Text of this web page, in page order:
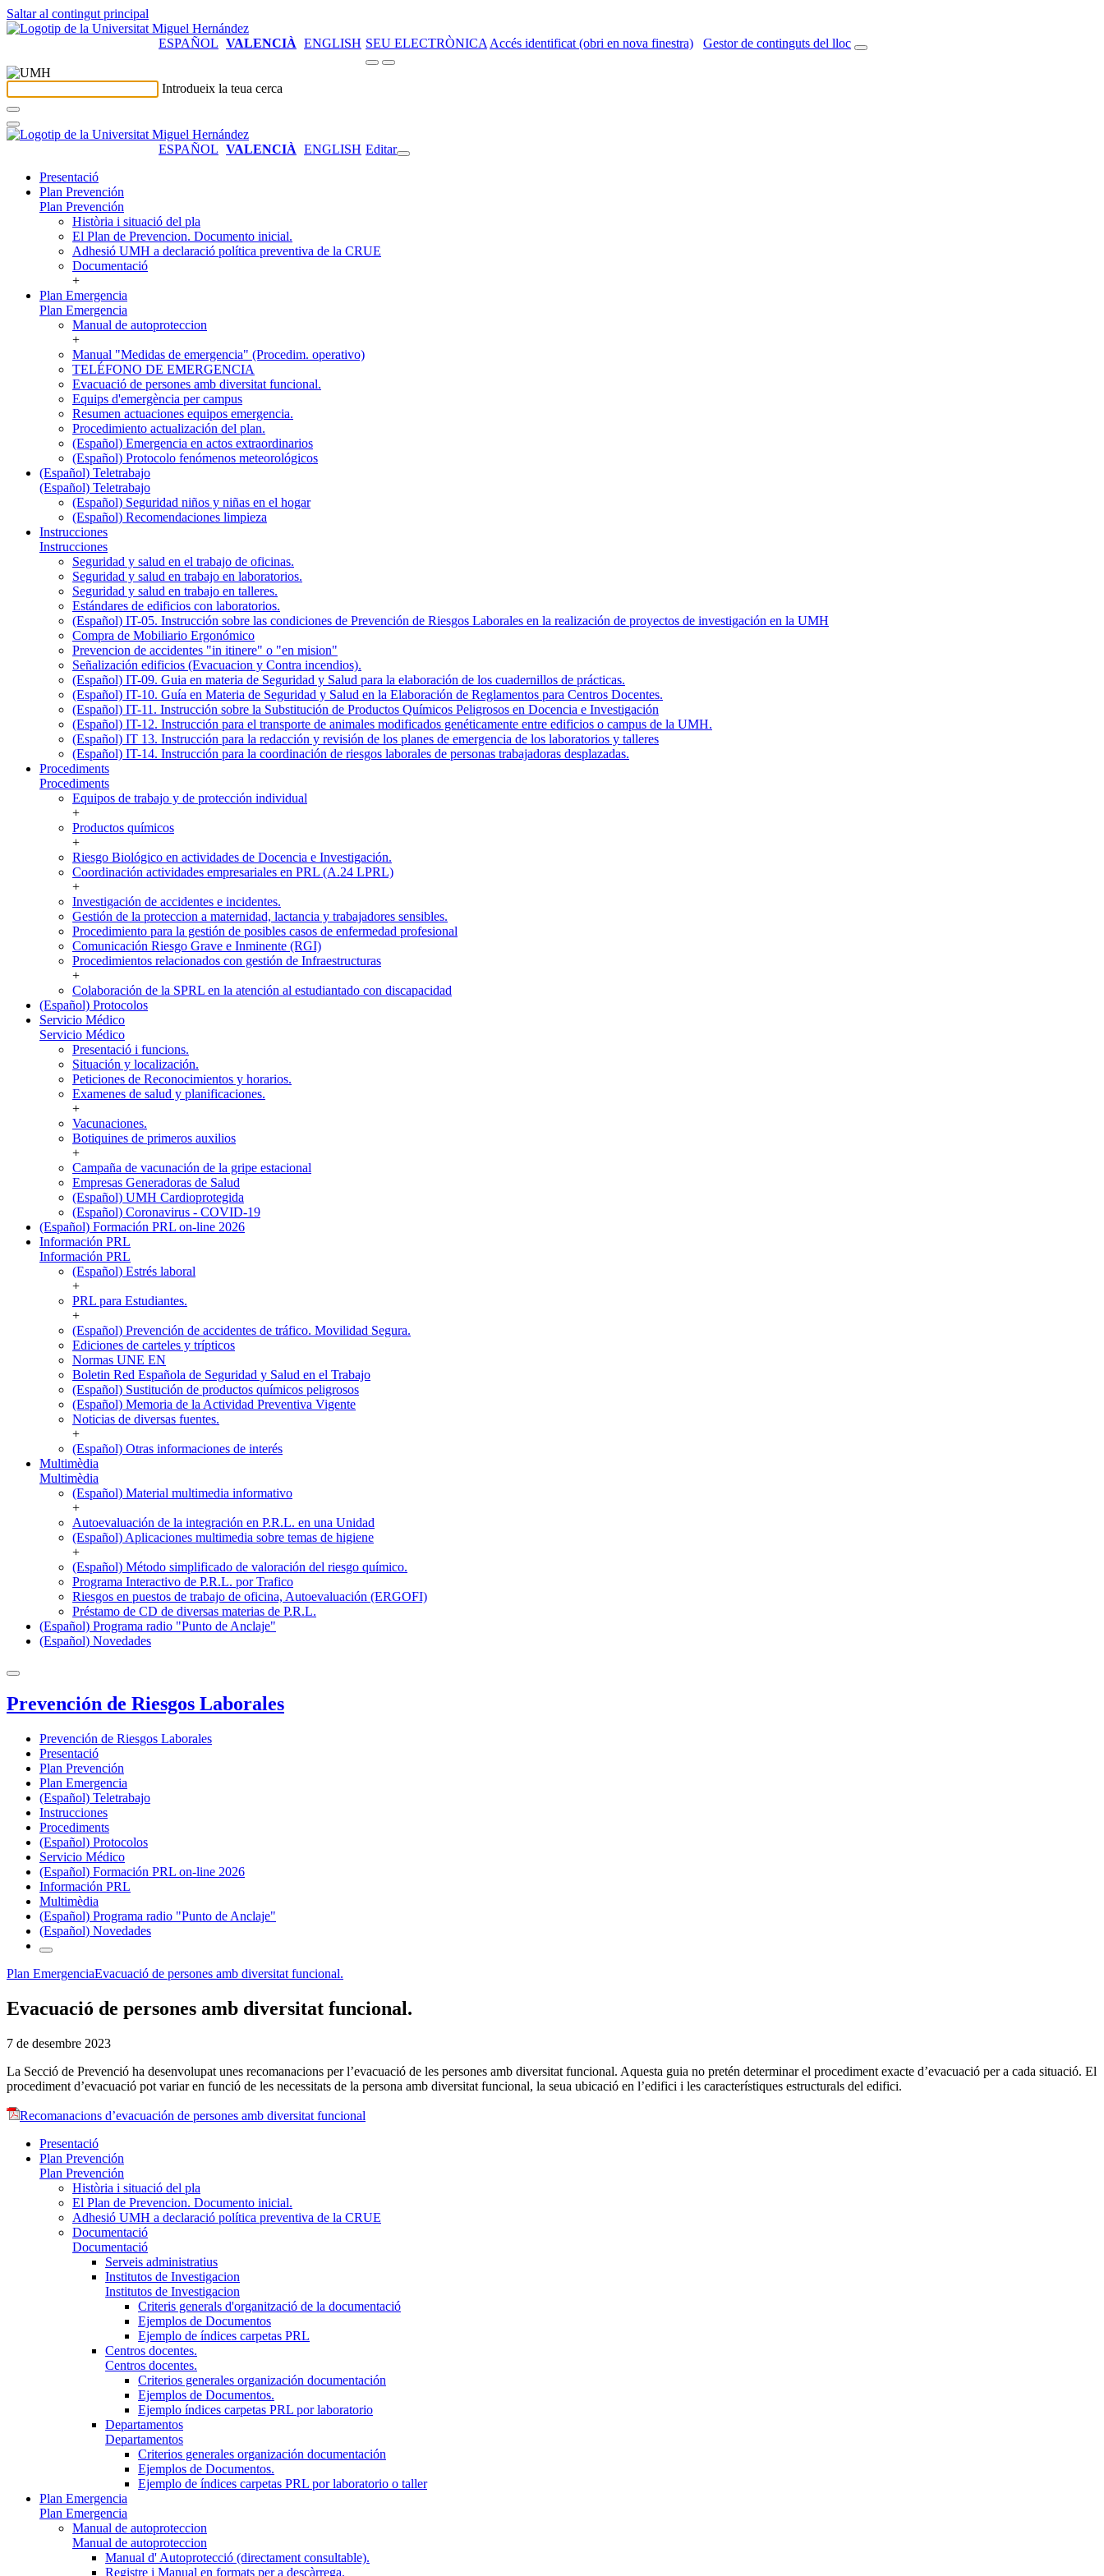
Saltar al contingut principal
ESPAÑOL VALENCIÀ ENGLISH SEU ELECTRÒNICA Accés identificat (obri en nova finestra) Gestor de continguts del lloc
Introdueix la teua cerca
ESPAÑOL VALENCIÀ ENGLISH Editar
Presentació
Plan Prevención
Plan Prevención
Història i situació del pla
El Plan de Prevencion. Documento inicial.
Adhesió UMH a declaració política preventiva de la CRUE
Documentació
+
Plan Emergencia
Plan Emergencia
Manual de autoproteccion
+
Manual "Medidas de emergencia" (Procedim. operativo)
TELÉFONO DE EMERGENCIA
Evacuació de persones amb diversitat funcional.
Equips d'emergència per campus
Resumen actuaciones equipos emergencia.
Procedimiento actualización del plan.
(Español) Emergencia en actos extraordinarios
(Español) Protocolo fenómenos meteorológicos
(Español) Teletrabajo
(Español) Teletrabajo
(Español) Seguridad niños y niñas en el hogar
(Español) Recomendaciones limpieza
Instrucciones
Instrucciones
Seguridad y salud en el trabajo de oficinas.
Seguridad y salud en trabajo en laboratorios.
Seguridad y salud en trabajo en talleres.
Estándares de edificios con laboratorios.
(Español) IT-05. Instrucción sobre las condiciones de Prevención de Riesgos Laborales en la realización de proyectos de investigación en la UMH
Compra de Mobiliario Ergonómico
Prevencion de accidentes "in itinere" o "en mision"
Señalización edificios (Evacuacion y Contra incendios).
(Español) IT-09. Guia en materia de Seguridad y Salud para la elaboración de los cuadernillos de prácticas.
(Español) IT-10. Guía en Materia de Seguridad y Salud en la Elaboración de Reglamentos para Centros Docentes.
(Español) IT-11. Instrucción sobre la Substitución de Productos Químicos Peligrosos en Docencia e Investigación
(Español) IT-12. Instrucción para el transporte de animales modificados genéticamente entre edificios o campus de la UMH.
(Español) IT 13. Instrucción para la redacción y revisión de los planes de emergencia de los laboratorios y talleres
(Español) IT-14. Instrucción para la coordinación de riesgos laborales de personas trabajadoras desplazadas.
Procediments
Procediments
Equipos de trabajo y de protección individual
+
Productos químicos
+
Riesgo Biológico en actividades de Docencia e Investigación.
Coordinación actividades empresariales en PRL (A.24 LPRL)
+
Investigación de accidentes e incidentes.
Gestión de la proteccion a maternidad, lactancia y trabajadores sensibles.
Procedimiento para la gestión de posibles casos de enfermedad profesional
Comunicación Riesgo Grave e Inminente (RGI)
Procedimientos relacionados con gestión de Infraestructuras
+
Colaboración de la SPRL en la atención al estudiantado con discapacidad
(Español) Protocolos
Servicio Médico
Servicio Médico
Presentació i funcions.
Situación y localización.
Peticiones de Reconocimientos y horarios.
Examenes de salud y planificaciones.
+
Vacunaciones.
Botiquines de primeros auxilios
+
Campaña de vacunación de la gripe estacional
Empresas Generadoras de Salud
(Español) UMH Cardioprotegida
(Español) Coronavirus - COVID-19
(Español) Formación PRL on-line 2026
Información PRL
Información PRL
(Español) Estrés laboral
+
PRL para Estudiantes.
+
(Español) Prevención de accidentes de tráfico. Movilidad Segura.
Ediciones de carteles y trípticos
Normas UNE EN
Boletin Red Española de Seguridad y Salud en el Trabajo
(Español) Sustitución de productos químicos peligrosos
(Español) Memoria de la Actividad Preventiva Vigente
Noticias de diversas fuentes.
+
(Español) Otras informaciones de interés
Multimèdia
Multimèdia
(Español) Material multimedia informativo
+
Autoevaluación de la integración en P.R.L. en una Unidad
(Español) Aplicaciones multimedia sobre temas de higiene
+
(Español) Método simplificado de valoración del riesgo químico.
Programa Interactivo de P.R.L. por Trafico
Riesgos en puestos de trabajo de oficina, Autoevaluación (ERGOFI)
Préstamo de CD de diversas materias de P.R.L.
(Español) Programa radio "Punto de Anclaje"
(Español) Novedades
Prevención de Riesgos Laborales
Prevención de Riesgos Laborales
Presentació
Plan Prevención
Plan Emergencia
(Español) Teletrabajo
Instrucciones
Procediments
(Español) Protocolos
Servicio Médico
(Español) Formación PRL on-line 2026
Información PRL
Multimèdia
(Español) Programa radio "Punto de Anclaje"
(Español) Novedades
Plan EmergenciaEvacuació de persones amb diversitat funcional.
Evacuació de persones amb diversitat funcional.
7 de desembre 2023
La Secció de Prevenció ha desenvolupat unes recomanacions per l’evacuació de les persones amb diversitat funcional. Aquesta guia no pretén determinar el procediment exacte d’evacuació per a cada situació. El
procediment d’evacuació pot variar en funció de les necessitats de la persona amb diversitat funcional, la seua ubicació en l’edifici i les característiques estructurals del edifici.
Recomanacions d’evacuación de persones amb diversitat funcional
Presentació
Plan Prevención
Plan Prevención
Història i situació del pla
El Plan de Prevencion. Documento inicial.
Adhesió UMH a declaració política preventiva de la CRUE
Documentació
Documentació
Serveis administratius
Institutos de Investigacion
Institutos de Investigacion
Criteris generals d'organització de la documentació
Ejemplos de Documentos
Ejemplo de índices carpetas PRL
Centros docentes.
Centros docentes.
Criterios generales organización documentación
Ejemplos de Documentos.
Ejemplo índices carpetas PRL por laboratorio
Departamentos
Departamentos
Criterios generales organización documentación
Ejemplos de Documentos.
Ejemplo de índices carpetas PRL por laboratorio o taller
Plan Emergencia
Plan Emergencia
Manual de autoproteccion
Manual de autoproteccion
Manual d' Autoprotecció (directament consultable).
Registre i Manual en formats per a descàrrega.